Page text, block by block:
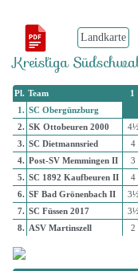
Kreisliga
Landkarte
Pl. Team 1
1. SC Obergünzburg
2. SK Ottobeuren 2000 4½
3. SC Dietmannsried 4
4. Post-SV Memmingen II 3
5. SC 1892 Kaufbeuren II 4
6. SF Bad Grönenbach II 3½
7. SC Füssen 2017 3½
8. ASV Martinszell 2